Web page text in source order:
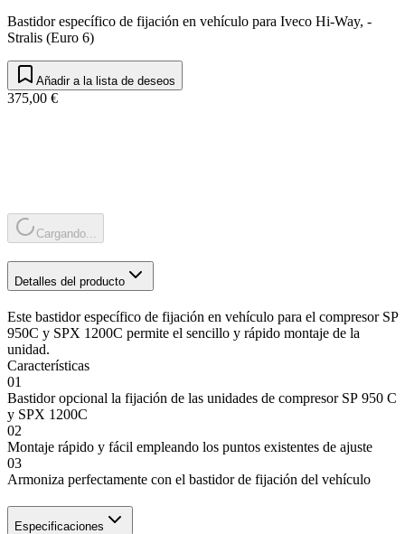
Bastidor específico de fijación en vehículo para Iveco Hi-Way, -
Stralis (Euro 6)
Añadir a la lista de deseos
375,00 €
Cargando...
Detalles del producto
Este bastidor específico de fijación en vehículo para el compresor SP
950C y SPX 1200C permite el sencillo y rápido montaje de la
unidad.
Características
01
Bastidor opcional la fijación de las unidades de compresor SP 950 C
y SPX 1200C
02
Montaje rápido y fácil empleando los puntos existentes de ajuste
03
Armoniza perfectamente con el bastidor de fijación del vehículo
Especificaciones